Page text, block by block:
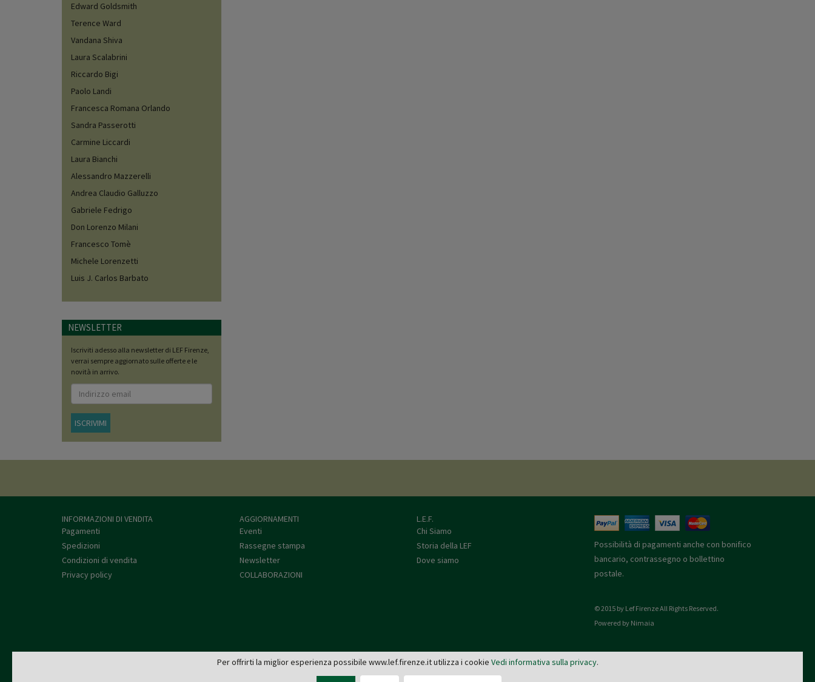
Edward Goldsmith
Terence Ward
Vandana Shiva
Laura Scalabrini
Riccardo Bigi
Paolo Landi
Francesca Romana Orlando
Sandra Passerotti
Carmine Liccardi
Laura Bianchi
Alessandro Mazzerelli
Andrea Claudio Galluzzo
Gabriele Fedrigo
Don Lorenzo Milani
Francesco Tomè
Michele Lorenzetti
Luis J. Carlos Barbato
NEWSLETTER
Iscriviti adesso alla newsletter di LEF Firenze,
verrai sempre aggiornato sulle offerte e le
novità in arrivo.
ISCRIVIMI
INFORMAZIONI DI VENDITA
Pagamenti
Spedizioni
Condizioni di vendita
Privacy policy
AGGIORNAMENTI
Eventi
Rassegne stampa
Newsletter
COLLABORAZIONI
L.E.F.
Chi Siamo
Storia della LEF
Dove siamo
Possibilità di pagamenti anche con bonifico
bancario, contrassegno o bollettino
postale.
© 2015 by Lef Firenze All Rights Reserved.
Powered by Nimaia
L.E.F. - Via de' Pucci, 4 - 50122 Firenze
Tel: 055 579921 - Fax: 055 2399342 - C.F. e P.IVA 03745190482 -editrice@lef.firenze.it
Per offrirti la miglior esperienza possibile www.lef.firenze.it utilizza i cookie Vedi informativa sulla privacy.